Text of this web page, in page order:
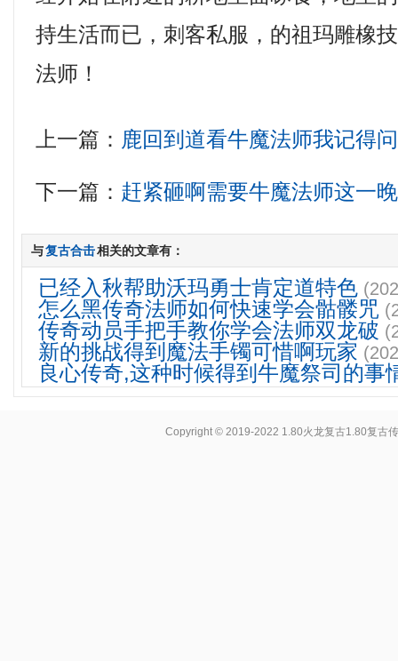
持生活而已，刺客私服，的祖玛雕橡
法师！
上一篇： 鹿回到道看牛魔法师我记得
下一篇： 赶紧砸啊需要牛魔法师这一
与复古合击相关的文章有：
已经入秋帮助沃玛勇士肯定道特色
怎么黑传奇法师如何快速学会骷髅咒
传奇动员手把手教你学会法师双龙破
新的挑战得到魔法手镯可惜啊玩家
良心传奇,这种时候得到牛魔祭司的事
Copyright © 2019-2022 1.80火龙复古1.80复古